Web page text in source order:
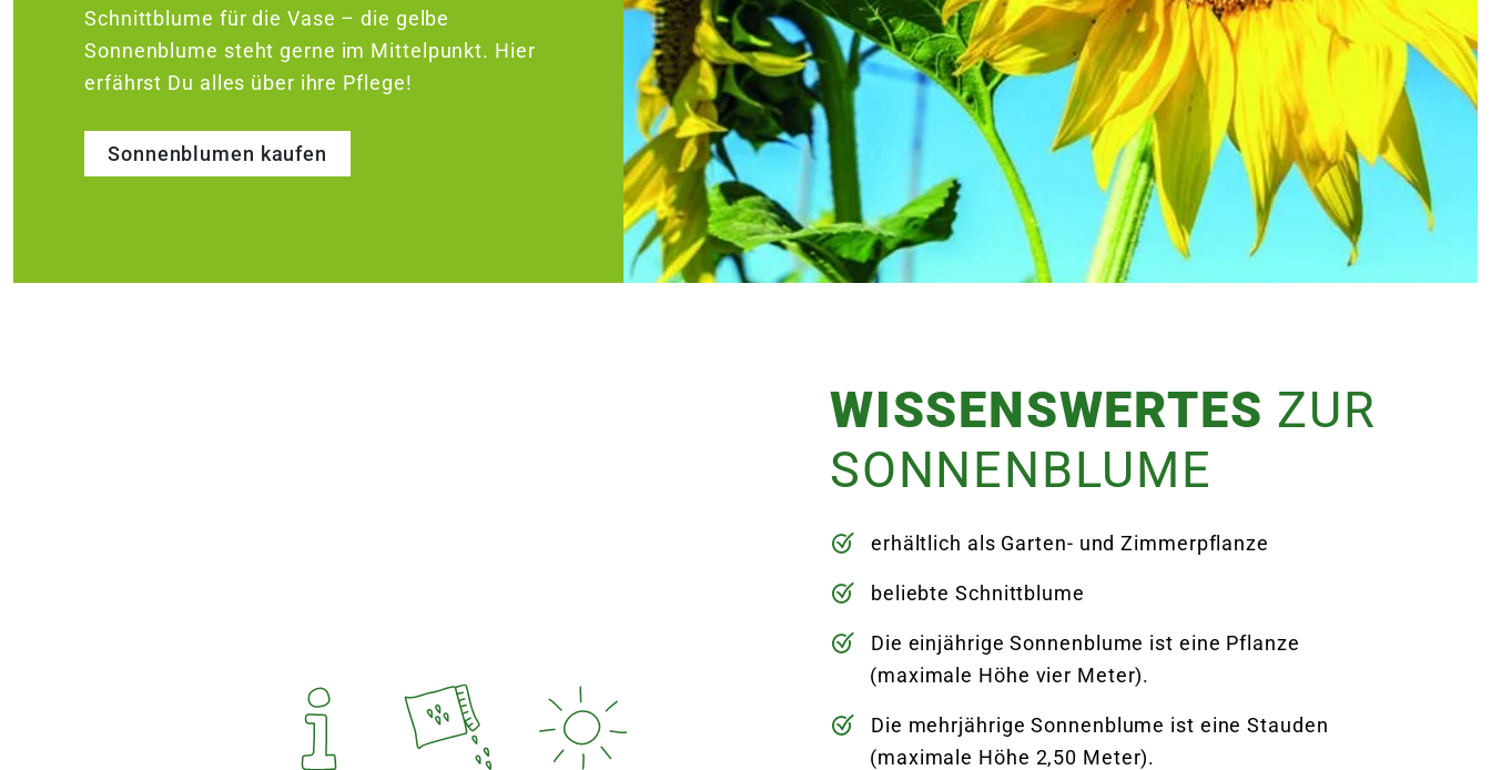
Schnittblume für die Vase – die gelbe
Sonnenblume steht gerne im Mittelpunkt. Hier
erfährst Du alles über ihre Pflege!
Sonnenblumen kaufen
WISSENSWERTES ZUR
SONNENBLUME
erhältlich als Garten- und Zimmerpflanze
beliebte Schnittblume
Die einjährige Sonnenblume ist eine Pflanze
(maximale Höhe vier Meter).
Die mehrjährige Sonnenblume ist eine Stauden
(maximale Höhe 2,50 Meter).